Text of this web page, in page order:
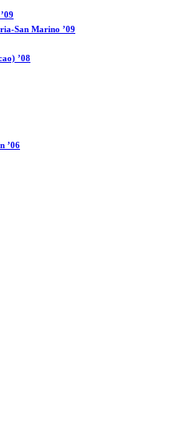
San Marino ’09
’08
’06